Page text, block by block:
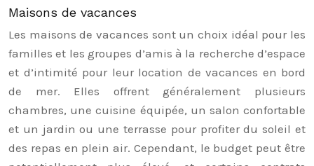
Maisons de vacances
Les maisons de vacances sont un choix idéal pour les
familles et les groupes d’amis à la recherche d’espace
et d’intimité pour leur location de vacances en bord
de mer. Elles offrent généralement plusieurs
chambres, une cuisine équipée, un salon confortable
et un jardin ou une terrasse pour profiter du soleil et
des repas en plein air. Cependant, le budget peut être